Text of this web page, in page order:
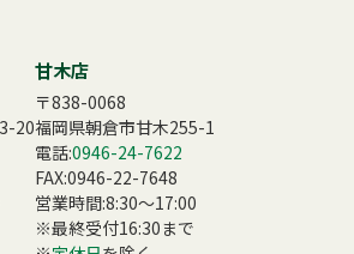
20
甘木店
〒838-0068
福岡県朝倉市甘木255-1
電話:0946-24-7622
FAX:0946-22-7648
営業時間:8:30〜17:00
※最終受付16:30まで